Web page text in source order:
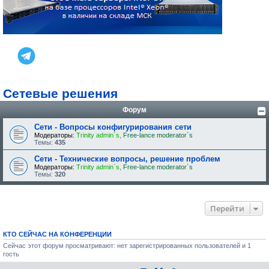
Сетевые решения
Форум
Сети - Вопросы конфигурирования сети
Модераторы: Trinity admin`s
Free-lance moderator`s
Темы: 435
Сети - Технические вопросы, решение проблем
Модераторы: Trinity admin`s
Free-lance moderator`s
Темы: 320
Перейти
КТО СЕЙЧАС НА КОНФЕРЕНЦИИ
Сейчас этот форум просматривают: нет зарегистрированных пользователей и 1
гость